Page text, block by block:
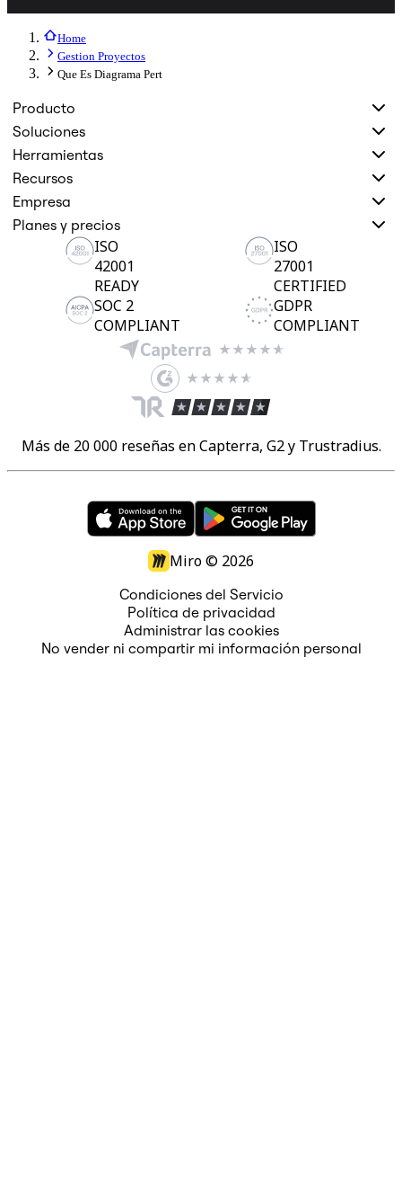
Home
Gestion Proyectos
Que Es Diagrama Pert
Producto
Soluciones
Herramientas
Recursos
Empresa
Planes y precios
ISO
42001
READY
ISO
27001
CERTIFIED
SOC 2
COMPLIANT
GDPR
COMPLIANT
Más de 20 000 reseñas en Capterra, G2 y Trustradius.
Miro © 2026
Condiciones del Servicio
Política de privacidad
Administrar las cookies
No vender ni compartir mi información personal